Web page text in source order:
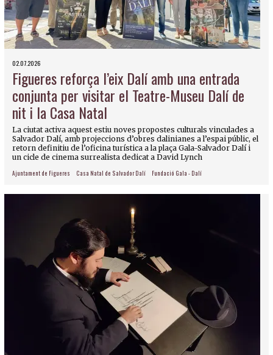
02.07.2026
Figueres reforça l’eix Dalí amb una entrada
conjunta per visitar el Teatre-Museu Dalí de
nit i la Casa Natal
La ciutat activa aquest estiu noves propostes culturals vinculades a
Salvador Dalí, amb projeccions d’obres dalinianes a l’espai públic, el
retorn definitiu de l’oficina turística a la plaça Gala-Salvador Dalí i
un cicle de cinema surrealista dedicat a David Lynch
Ajuntament de Figueres Casa Natal de Salvador Dalí Fundació Gala - Dalí